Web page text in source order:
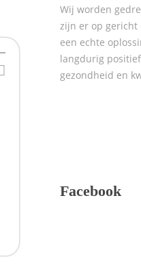
Wij worden
zijn er op gericht
een echte
langdurig
gezondheid en
Facebook